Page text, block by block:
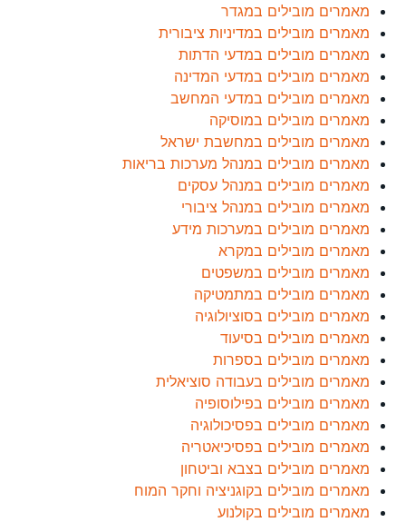
מאמרים מובילים במגדר
מאמרים מובילים במדיניות ציבורית
מאמרים מובילים במדעי הדתות
מאמרים מובילים במדעי המדינה
מאמרים מובילים במדעי המחשב
מאמרים מובילים במוסיקה
מאמרים מובילים במחשבת ישראל
מאמרים מובילים במנהל מערכות בריאות
מאמרים מובילים במנהל עסקים
מאמרים מובילים במנהל ציבורי
מאמרים מובילים במערכות מידע
מאמרים מובילים במקרא
מאמרים מובילים במשפטים
מאמרים מובילים במתמטיקה
מאמרים מובילים בסוציולוגיה
מאמרים מובילים בסיעוד
מאמרים מובילים בספרות
מאמרים מובילים בעבודה סוציאלית
מאמרים מובילים בפילוסופיה
מאמרים מובילים בפסיכולוגיה
מאמרים מובילים בפסיכיאטריה
מאמרים מובילים בצבא וביטחון
מאמרים מובילים בקוגניציה וחקר המוח
מאמרים מובילים בקולנוע